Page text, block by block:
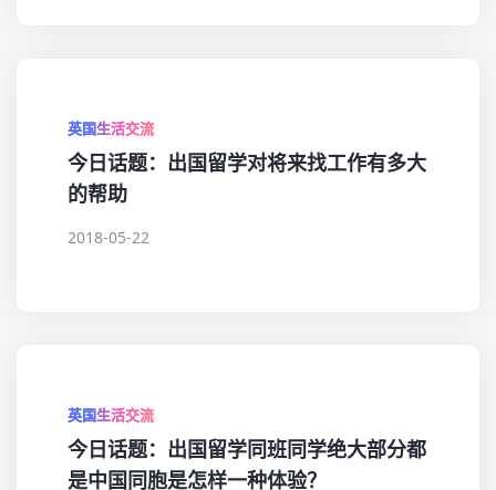
英国生活交流
今日话题：出国留学对将来找工作有多大
的帮助
2018-05-22
英国生活交流
今日话题：出国留学同班同学绝大部分都
是中国同胞是怎样一种体验？